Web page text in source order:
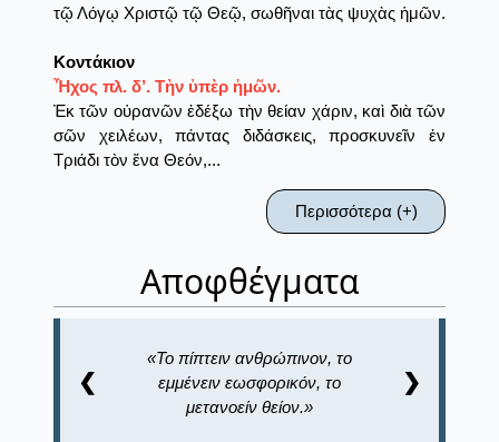
τῷ Λόγῳ Χριστῷ τῷ Θεῷ, σωθῆναι τὰς ψυχὰς ἡμῶν.
Κοντάκιον
Ἦχος πλ. δ’. Τὴν ὑπὲρ ἡμῶν.
Ἐκ τῶν οὐρανῶν ἐδέξω τὴν θείαν χάριν, καὶ διὰ τῶν
σῶν χειλέων, πάντας διδάσκεις, προσκυνεῖν ἐν
Τριάδι τὸν ἕνα Θεόν,...
Περισσότερα (+)
Αποφθέγματα
Το πίπτειν ανθρώπινον, το
εμμένειν εωσφορικόν, το
μετανοείν θείον.
❮ ❯